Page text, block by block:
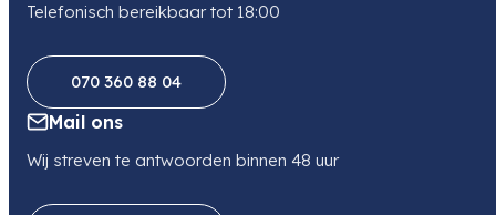
Telefonisch bereikbaar tot 18:00
070 360 88 04
Mail ons
Wij streven te antwoorden binnen 48 uur